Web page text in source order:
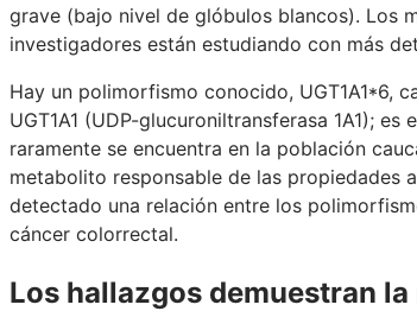
grave (bajo nivel de glóbulos blancos). Los
investigadores están estudiando con más
Hay un polimorfismo conocido, UGT1A1*6,
UGT1A1 (UDP-glucuroniltransferasa 1A1);
raramente se encuentra en la población
metabolito responsable de las propiedades
detectado una relación entre los
cáncer colorrectal.
Los hallazgos demuestran